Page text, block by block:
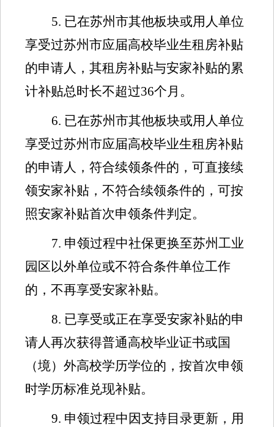
5. 已在苏州市其他板块或用人单位
享受过苏州市应届高校毕业生租房补贴
的申请人，其租房补贴与安家补贴的累
计补贴总时长不超过36个月。
6. 已在苏州市其他板块或用人单位
享受过苏州市应届高校毕业生租房补贴
的申请人，符合续领条件的，可直接续
领安家补贴，不符合续领条件的，可按
照安家补贴首次申领条件判定。
7. 申领过程中社保更换至苏州工业
园区以外单位或不符合条件单位工作
的，不再享受安家补贴。
8. 已享受或正在享受安家补贴的申
请人再次获得普通高校毕业证书或国
（境） 外高校学历学位的，按首次申领
时学历标准兑现补贴。
9. 申领过程中因支持目录更新，用